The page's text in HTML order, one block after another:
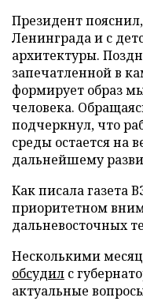
Президент
Ленинграда и с
архитектуры.
запечатленной в
формирует образ
человека.
подчеркнул, что
среды остается на
дальнейшему
Как писала газета
приоритетном
дальневосточных
Несколькими
обсудил с
актуальные